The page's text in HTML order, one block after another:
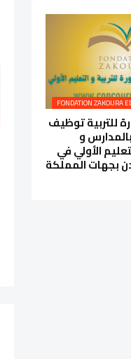
FONDATION ZAKOURA
للتربية توظيف
و
الأولي في
بجهات المملكة